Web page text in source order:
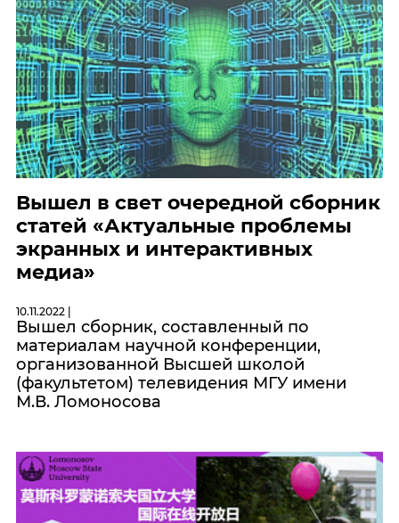
Вышел в свет очередной сборник
статей «Актуальные проблемы
экранных и интерактивных
медиа»
10.11.2022 |
Вышел cборник, составленный по
материалам научной конференции,
организованной Высшей школой
(факультетом) телевидения МГУ имени
М.В. Ломоносова